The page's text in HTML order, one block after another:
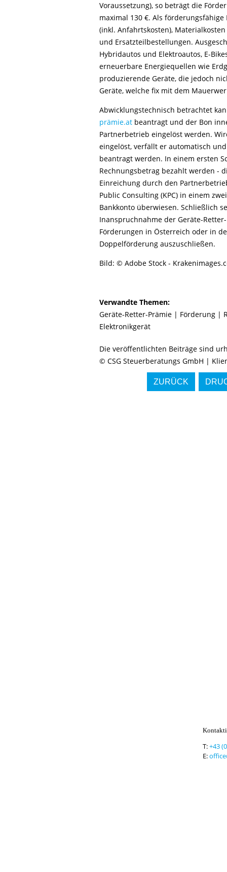
Voraussetzung), so beträgt die
maximal 130 €. Als
(inkl. Anfahrtskosten),
und Ersatzteilbestellungen.
Hybridautos und Elektroautos, E-
erneuerbare Energiequellen wie
produzierende Geräte, die jedoch
Geräte, welche fix mit dem
Abwicklungstechnisch betrachtet
prämie.atbeantragt und der Bon
Partnerbetrieb eingelöst werden.
eingelöst, verfällt er automatisch
beantragt werden. In einem ersten
Rechnungsbetrag bezahlt werden -
Einreichung durch den
Public Consulting (KPC) in einem
Bankkonto überwiesen. Schließlich
Inanspruchnahme der Geräte-
Förderungen in Österreich oder in
Doppelförderung auszuschließen.
Bild: © Adobe Stock -
Verwandte Themen:
Geräte-Retter-Prämie| Förderung|
Elektronikgerät
Die veröffentlichten Beiträge sind
© CSG Steuerberatungs GmbH |
ZURÜCK
T:+43
E: